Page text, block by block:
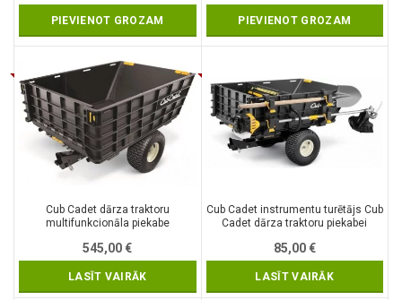
PIEVIENOT GROZAM PIEVIENOT GROZAM
Cub Cadet dārza traktoru
multifunkcionāla piekabe
545,00€
LASĪT VAIRĀK
Cub Cadet instrumentu turētājs Cub
Cadet dārza traktoru piekabei
85,00€
LASĪT VAIRĀK